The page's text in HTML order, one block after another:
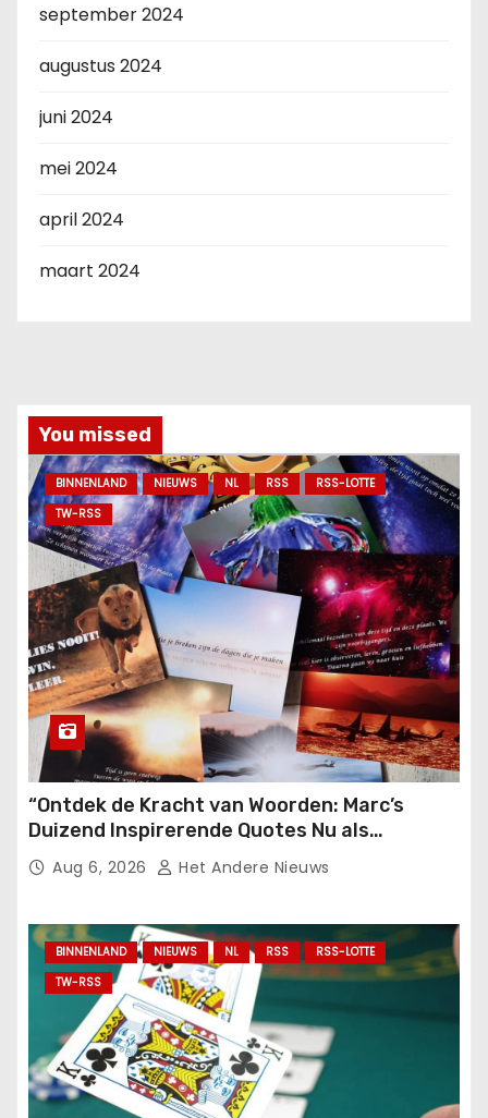
september 2024
augustus 2024
juni 2024
mei 2024
april 2024
maart 2024
You missed
BINNENLAND NIEUWS NL RSS
RSS-LOTTE
TW-RSS
“Ontdek de Kracht van Woorden: Marc’s
Duizend Inspirerende Quotes Nu als
Ansichten!”.
Aug 6, 2026 Het Andere Nieuws
BINNENLAND NIEUWS NL RSS
RSS-LOTTE
TW-RSS